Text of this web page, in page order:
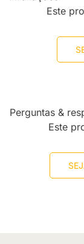
Este
Perguntas &
Este